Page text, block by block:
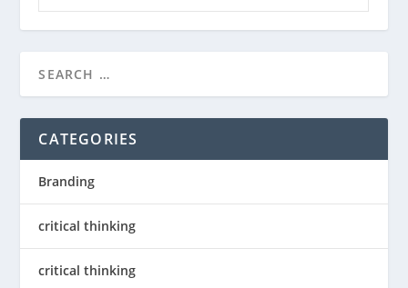
CATEGORIES
Branding
critical thinking
critical thinking